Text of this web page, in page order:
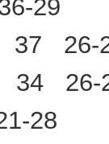
29
26-
26-
28